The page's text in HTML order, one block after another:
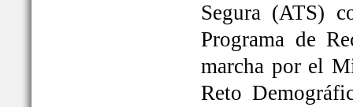
Segura (ATS)
Programa de
marcha por el
Reto